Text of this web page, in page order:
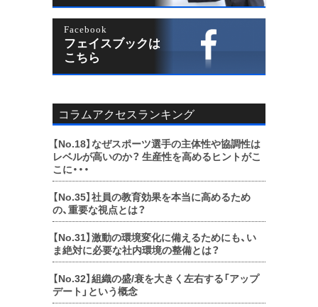
Facebook
フェイスブックは
こちら
コラムアクセスランキング
【No.18】 なぜスポーツ選手の主体性や協調性は
レベルが高いのか？ 生産性を高めるヒントがこ
こに・・・
【No.35】社員の教育効果を本当に高めるため
の、重要な視点とは？
【No.31】激動の環境変化に備えるためにも、い
ま絶対に必要な社内環境の整備とは？
【No.32】組織の盛/衰を大きく左右する「アップ
デート」という概念